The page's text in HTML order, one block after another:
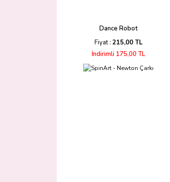
Dance Robot
Fiyat : 215,00 TL
İndirimli 175,00 TL